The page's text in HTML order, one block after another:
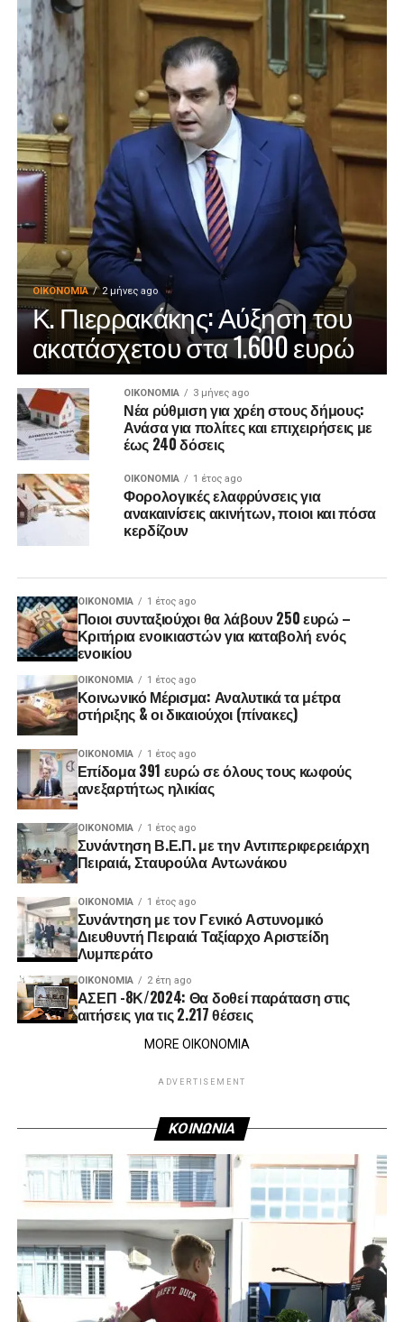
ΟΙΚΟΝΟΜΊΑ 2 μήνες ago
Κ. Πιερρακάκης: Αύξηση του
ακατάσχετου στα 1.600 ευρώ
ΟΙΚΟΝΟΜΊΑ 3 μήνες ago
Νέα ρύθμιση για χρέη στους δήμους:
Ανάσα για πολίτες και επιχειρήσεις με
έως 240 δόσεις
ΟΙΚΟΝΟΜΊΑ 1 έτος ago
Φορολογικές ελαφρύνσεις για
ανακαινίσεις ακινήτων, ποιοι και πόσα
κερδίζουν
ΟΙΚΟΝΟΜΊΑ 1 έτος ago
Ποιοι συνταξιούχοι θα λάβουν 250 ευρώ –
Κριτήρια ενοικιαστών για καταβολή ενός
ενοικίου
ΟΙΚΟΝΟΜΊΑ 1 έτος ago
Κοινωνικό Μέρισμα: Αναλυτικά τα μέτρα
στήριξης & οι δικαιούχοι (πίνακες)
ΟΙΚΟΝΟΜΊΑ 1 έτος ago
Επίδομα 391 ευρώ σε όλους τους κωφούς
ανεξαρτήτως ηλικίας
ΟΙΚΟΝΟΜΊΑ 1 έτος ago
Συνάντηση Β.Ε.Π. με την Αντιπεριφερειάρχη
Πειραιά, Σταυρούλα Αντωνάκου
ΟΙΚΟΝΟΜΊΑ 1 έτος ago
Συνάντηση με τον Γενικό Αστυνομικό
Διευθυντή Πειραιά Ταξίαρχο Αριστείδη
Λυμπεράτο
ΟΙΚΟΝΟΜΊΑ 2 έτη ago
ΑΣΕΠ -8Κ/2024: Θα δοθεί παράταση στις
αιτήσεις για τις 2.217 θέσεις
MORE ΟΙΚΟΝΟΜΙΑ
ADVERTISEMENT
ΚΟΙΝΩΝΙΑ